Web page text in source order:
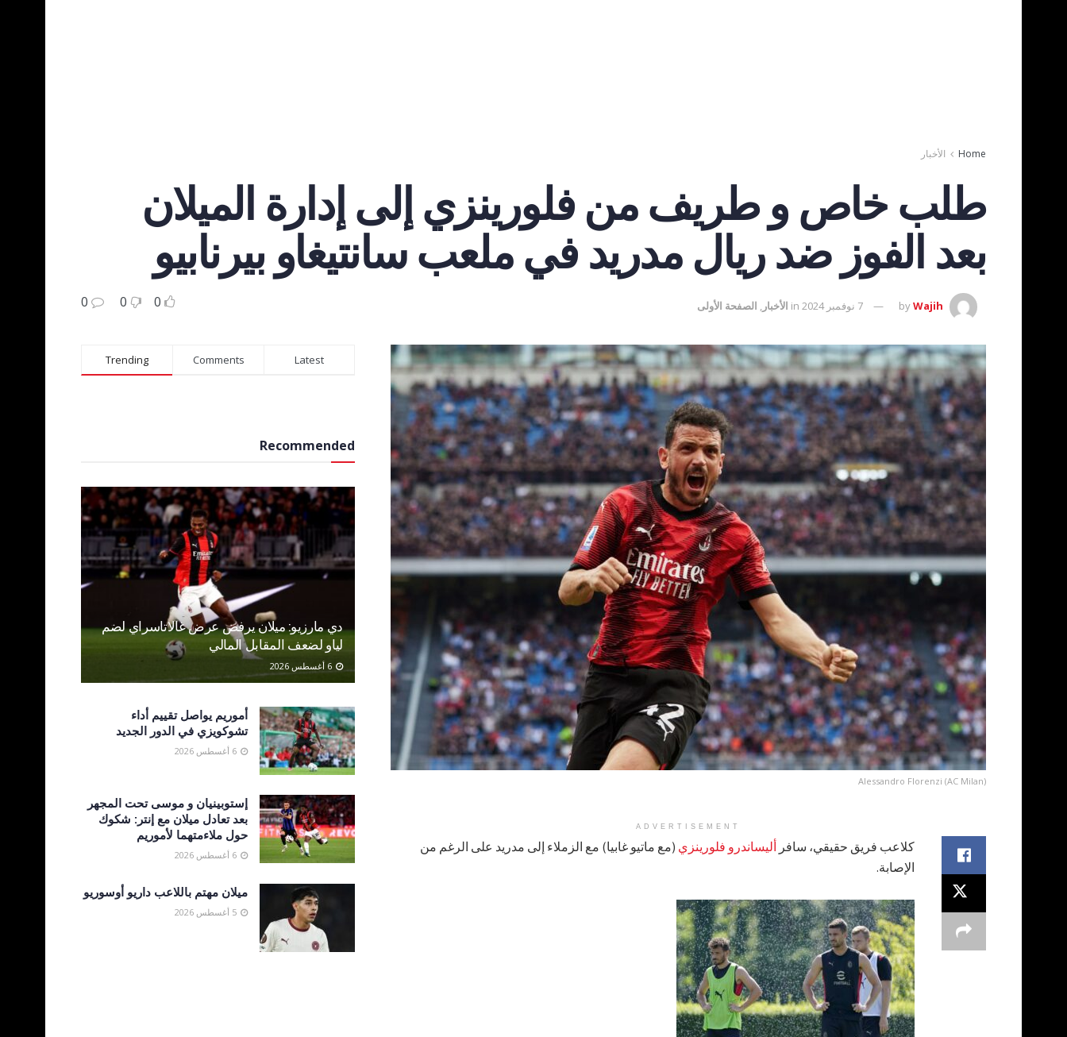
Home الأخبار
طلب خاص و طريف من فلورينزي إلى إدارة الميلان
بعد الفوز ضد ريال مدريد في ملعب سانتيغاو بيرنابيو
byWajih 7 نوفمبر 2024 in الأخبار , الصفحة الأولى 0
0
Alessandro Florenzi (AC Milan)
ADVERTISEMENT
كلاعب فريق حقيقي، سافر أليساندرو فلورينزي (مع ماتيو غابيا) مع الزملاء إلى مدريد على الرغم من
الإصابة.
Trending Comments Latest
Recommended
دي مارزيو: ميلان يرفض عرض غالاتاسراي لضم
لياو لضعف المقابل المالي
أموريم يواصل تقييم أداء
تشوكويزي في الدور الجديد
إستوبينيان و موسى تحت المجهر
بعد تعادل ميلان مع إنتر: شكوك
حول ملاءمتهما لأموريم
ميلان مهتم باللاعب داريو أوسوريو